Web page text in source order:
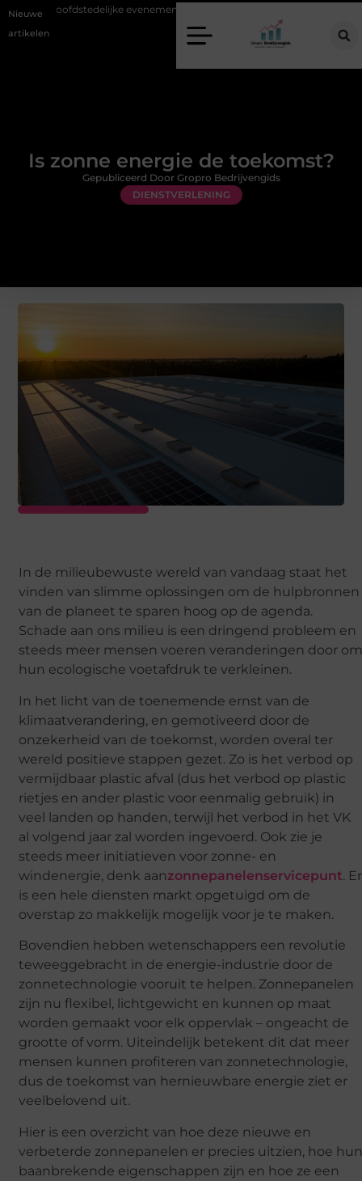
Nieuwe
artikelen
hoofdstedelijke evenementen
Is zonne energie de toekomst?
DIENSTVERLENING
Gepubliceerd Door Gropro Bedrijvengids
In de milieubewuste wereld van vandaag staat het
vinden van slimme oplossingen om de hulpbronnen
van de planeet te sparen hoog op de agenda.
Schade aan ons milieu is een dringend probleem en
steeds meer mensen voeren veranderingen door
hun ecologische voetafdruk te verkleinen.
In het licht van de toenemende ernst van de
klimaatverandering, en gemotiveerd door de
onzekerheid van de toekomst, worden overal ter
wereld positieve stappen gezet. Zo is het verbod op
vermijdbaar plastic afval (dus het verbod op plastic
rietjes en ander plastic voor eenmalig gebruik) in
veel landen op handen, terwijl het verbod in het VK
al volgend jaar zal worden ingevoerd. Ook zie je
steeds meer initiatieven voor zonne- en
windenergie, denk aanzonnepanelenservicepunt. Er
is een hele diensten markt opgetuigd om de
overstap zo makkelijk mogelijk voor je te maken.
Bovendien hebben wetenschappers een revolutie
teweeggebracht in de energie-industrie door de
zonnetechnologie vooruit te helpen. Zonnepanelen
zijn nu flexibel, lichtgewicht en kunnen op maat
worden gemaakt voor elk oppervlak – ongeacht de
grootte of vorm. Uiteindelijk betekent dit dat meer
mensen kunnen profiteren van zonnetechnologie,
dus de toekomst van hernieuwbare energie ziet er
veelbelovend uit.
Hier is een overzicht van hoe deze nieuwe en
verbeterde zonnepanelen er precies uitzien, hoe
baanbrekende eigenschappen zijn en hoe ze een